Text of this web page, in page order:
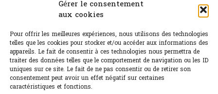
Gérer le consentement
aux cookies
Pour offrir les meilleures expériences, nous utilisons des technologies
telles que les cookies pour stocker et/ou accéder aux informations des
appareils. Le fait de consentir à ces technologies nous permettra de
traiter des données telles que le comportement de navigation ou les ID
uniques sur ce site. Le fait de ne pas consentir ou de retirer son
consentement peut avoir un effet négatif sur certaines
caractéristiques et fonctions.
Sélection de rosés 2026
L'abus d'alcool est dangereux pour la santé.